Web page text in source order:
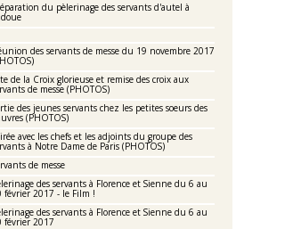
du pèlerinage des servants d'autel à
des servants de messe du 19 novembre 2017
de la Croix glorieuse et remise des croix aux
de messe (PHOTOS)
des jeunes servants chez les petites soeurs des
(PHOTOS)
avec les chefs et les adjoints du groupe des
à Notre Dame de Paris (PHOTOS)
de messe
des servants à Florence et Sienne du 6 au
février 2017 - le Film !
des servants à Florence et Sienne du 6 au
février 2017